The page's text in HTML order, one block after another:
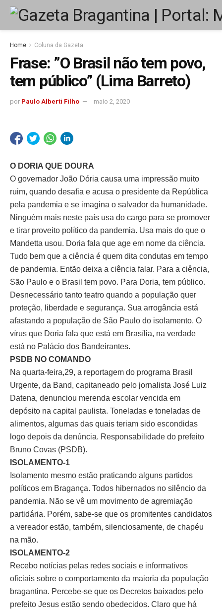
Home Coluna da Gazeta
Frase: ”O Brasil não tem povo,
tem público” (Lima Barreto)
por Paulo Alberti Filho maio 2, 2020
O DORIA QUE DOURA
O governador João Dória causa uma impressão muito
ruim, quando desafia e acusa o presidente da República
pela pandemia e se imagina o salvador da humanidade.
Ninguém mais neste país usa do cargo para se promover
e tirar proveito político da pandemia. Usa mais do que o
Mandetta usou. Doria fala que age em nome da ciência.
Tudo bem que a ciência é quem dita condutas em tempo
de pandemia. Então deixa a ciência falar. Para a ciência,
São Paulo e o Brasil tem povo. Para Doria, tem público.
Desnecessário tanto teatro quando a população quer
proteção, liberdade e segurança. Sua arrogância está
afastando a população de São Paulo do isolamento. O
vírus que Doria fala que está em Brasília, na verdade
está no Palácio dos Bandeirantes.
PSDB NO COMANDO
Na quarta-feira,29, a reportagem do programa Brasil
Urgente, da Band, capitaneado pelo jornalista José Luiz
Datena, denunciou merenda escolar vencida em
depósito na capital paulista. Toneladas e toneladas de
alimentos, algumas das quais teriam sido escondidas
logo depois da denúncia. Responsabilidade do prefeito
Bruno Covas (PSDB).
ISOLAMENTO-1
Isolamento mesmo estão praticando alguns partidos
políticos em Bragança. Todos hibernados no silêncio da
pandemia. Não se vê um movimento de agremiação
partidária. Porém, sabe-se que os promitentes candidatos
a vereador estão, também, silenciosamente, de chapéu
na mão.
ISOLAMENTO-2
Recebo notícias pelas redes sociais e informativos
oficiais sobre o comportamento da maioria da população
bragantina. Percebe-se que os Decretos baixados pelo
prefeito Jesus estão sendo obedecidos. Claro que há